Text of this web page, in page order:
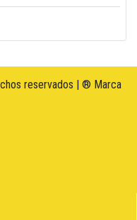
reservados | ® Marca